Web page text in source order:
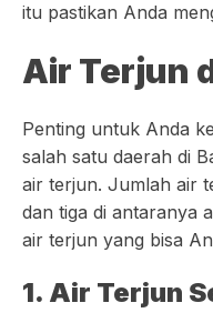
itu pastikan Anda
Air Terjun
Penting untuk Anda
salah satu daerah di
air terjun. Jumlah air
dan tiga di antaranya
air terjun yang bisa
1. Air Terjun